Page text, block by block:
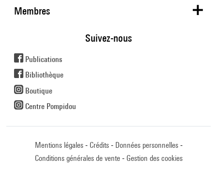
Membres
Suivez-nous
Publications
Bibliothèque
Boutique
Centre Pompidou
Mentions légales Crédits
Données personnelles
Conditions générales de vente
Gestion des cookies